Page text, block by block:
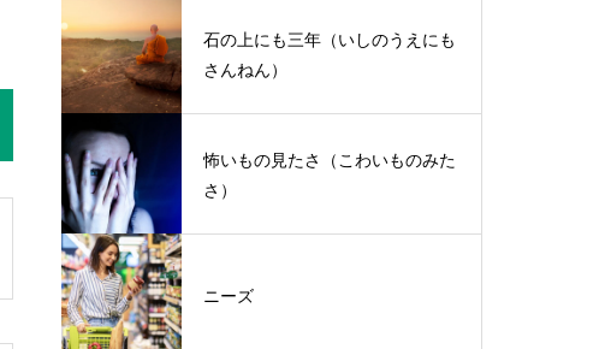
石の上にも三年（いしのうえにも
さんねん）
怖いもの見たさ（こわいものみた
さ）
ニーズ